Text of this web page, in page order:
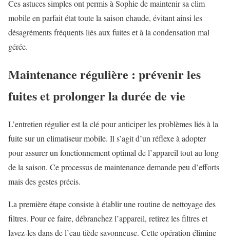
Ces astuces simples ont permis à Sophie de maintenir sa clim
mobile en parfait état toute la saison chaude, évitant ainsi les
désagréments fréquents liés aux fuites et à la condensation mal
gérée.
Maintenance régulière : prévenir les
fuites et prolonger la durée de vie
L’entretien régulier est la clé pour anticiper les problèmes liés à la
fuite sur un climatiseur mobile. Il s’agit d’un réflexe à adopter
pour assurer un fonctionnement optimal de l’appareil tout au long
de la saison. Ce processus de maintenance demande peu d’efforts
mais des gestes précis.
La première étape consiste à établir une routine de nettoyage des
filtres. Pour ce faire, débranchez l’appareil, retirez les filtres et
lavez-les dans de l’eau tiède savonneuse. Cette opération élimine